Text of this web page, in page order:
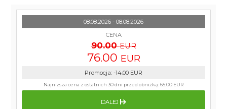
08.08.2026 - 08.08.2026
CENA
90.00 EUR
76.00 EUR
Promocja: -14.00 EUR
Najniższa cena z ostatnich 30 dni przed obniżką:65.00 EUR
DALEJ